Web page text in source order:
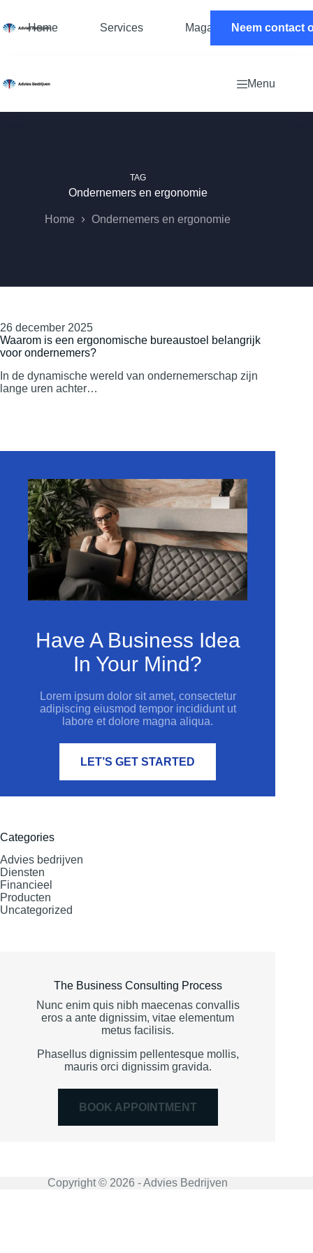
de
Home Services MagazineNeem contact
Menu
TAG
Ondernemers en ergonomie
Home Ondernemers en ergonomie
26 december 2025
Waarom is een ergonomische bureaustoel belangrijk
voor ondernemers?
In de dynamische wereld van ondernemerschap zijn
lange uren achter…
Have A Business Idea
In Your Mind?
Lorem ipsum dolor sit amet, consectetur
adipiscing eiusmod tempor incididunt ut
labore et dolore magna aliqua.
LET’S GET STARTED
Categories
Advies bedrijven
Diensten
Financieel
Producten
Uncategorized
The Business Consulting Process
Nunc enim quis nibh maecenas convallis
eros a ante dignissim, vitae elementum
metus facilisis.
Phasellus dignissim pellentesque mollis,
mauris orci dignissim gravida.
BOOK APPOINTMENT
Copyright © 2026 - Advies Bedrijven